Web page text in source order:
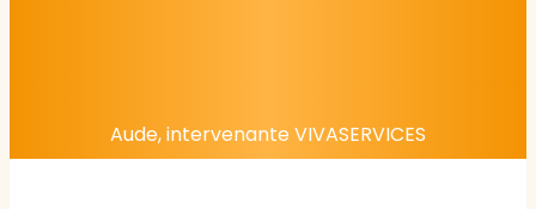
Aude, intervenante VIVASERVICES